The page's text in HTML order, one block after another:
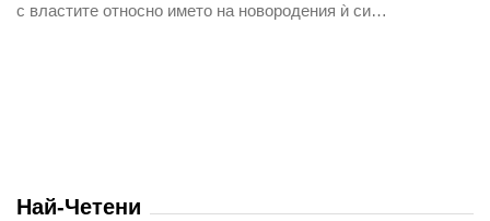
с властите относно името на новородения ѝ си…
Най-Четени